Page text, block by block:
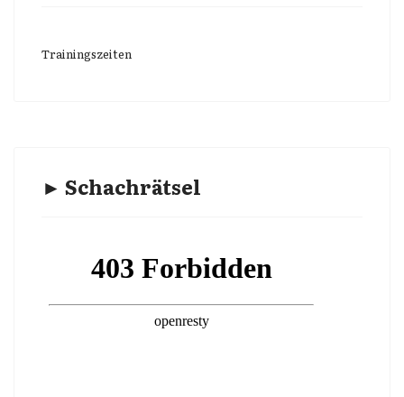
Trainingszeiten
► Schachrätsel